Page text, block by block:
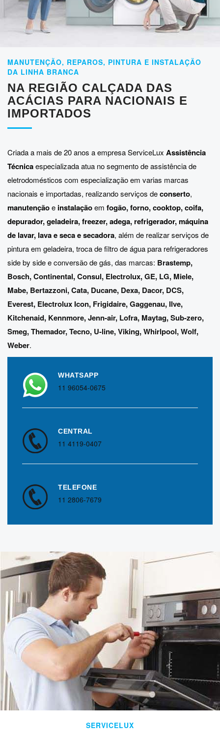
MANUTENÇÃO, REPAROS, PINTURA E INSTALAÇÃO
DA LINHA BRANCA
NA REGIÃO CALÇADA DAS
ACÁCIAS PARA NACIONAIS E
IMPORTADOS
Criada a mais de 20 anos a empresa ServiceLux Assistência
Técnicaespecializada atua no segmento de assistência de
eletrodomésticos com especialização em varias marcas
nacionais e importadas, realizando serviços deconserto,
manutençãoe instalaçãoem fogão, forno, cooktop, coifa,
depurador, geladeira, freezer, adega, refrigerador, máquina
de lavar, lava e seca e secadora, além de realizar serviços de
pintura em geladeira, troca de filtro de água para refrigeradores
side by side e conversão de gás, das marcas: Brastemp,
Bosch,Continental,Consul, Electrolux,GE, LG, Miele,
Mabe, Bertazzoni,Cata, Ducane, Dexa, Dacor, DCS,
Everest, Electrolux Icon, Frigidaire,Gaggenau, Ilve,
Kitchenaid, Kennmore,Jenn-air, Lofra, Maytag,Sub-zero,
Smeg,Themador,Tecno, U-line,Viking,Whirlpool,Wolf,
Weber.
WHATSAPP
11 96054-0675
CENTRAL
11 4119-0407
TELEFONE
11 2806-7679
SERVICELUX